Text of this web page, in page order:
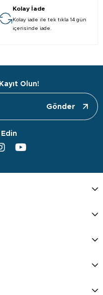
Kolay İade
Kolay iade ile tek tıkla 14 gün
içerisinde iade.
Olun!
Gönder